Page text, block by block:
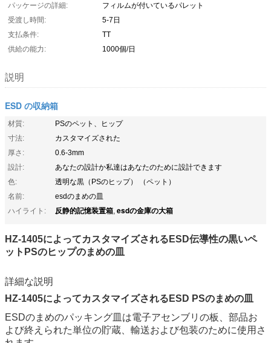
パッケージの詳細:
フィルムが付いているパレット
受渡し時間:
5-7日
支払条件:
TT
供給の能力:
1000個/日
説明
ESD の収納箱
材質:
PSのペット、ヒップ
寸法:
カスタマイズされた
厚さ:
0.6-3mm
設計:
あなたの設計か私達はあなたのために設計できます
色:
透明な黒（PSのヒップ） （ペット）
名前:
esdのまめの皿
ハイライト:
反静的記憶装置箱, esdの金庫の大箱
HZ-1405によってカスタマイズされるESD伝導性の黒いペ
ットPSのヒップのまめの皿
詳細な説明
HZ-1405によってカスタマイズされるESD PSのまめの皿
ESDのまめのパッキング皿は電子アセンブリの板、部品お
よび終えられた単位の貯蔵、輸送および包装のために使用さ